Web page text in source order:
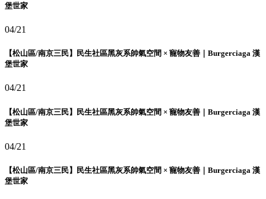
堡世家
04/21
【松山區/南京三民】民生社區黑灰系帥氣空間 × 寵物友善｜Burgerciaga 漢
堡世家
04/21
【松山區/南京三民】民生社區黑灰系帥氣空間 × 寵物友善｜Burgerciaga 漢
堡世家
04/21
【松山區/南京三民】民生社區黑灰系帥氣空間 × 寵物友善｜Burgerciaga 漢
堡世家